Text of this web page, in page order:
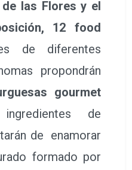
las Flores y el
12 food
de diferentes
propondrán
gourmet
de
de enamorar
formado por